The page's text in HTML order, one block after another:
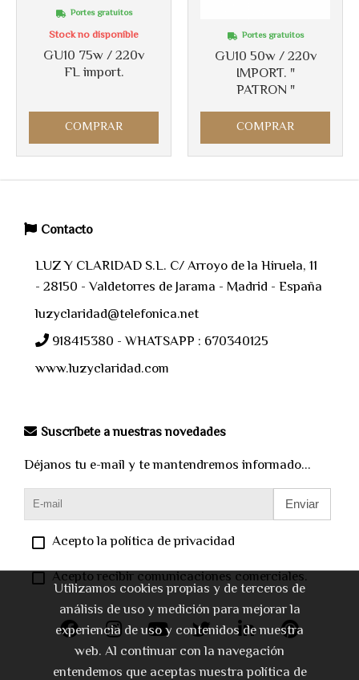
GU10 75w / 220v
FL import.
Portes gratuitos
Stock no disponible
COMPRAR
GU10 50w / 220v
IMPORT. "
PATRON "
Portes gratuitos
COMPRAR
Contacto
LUZ Y CLARIDAD S.L. C/ Arroyo de la Hiruela, 11
- 28150 - Valdetorres de Jarama - Madrid - España
luzyclaridad@telefonica.net
918415380 - WHATSAPP : 670340125
www.luzyclaridad.com
Suscríbete a nuestras novedades
Déjanos tu e-mail y te mantendremos informado...
Enviar
Acepto la política de privacidad
Acepto recibir comunicaciones comerciales.
Utilizamos cookies propias y de terceros de
análisis de uso y medición para mejorar la
experiencia de uso y contenidos de nuestra
web. Al continuar con la navegación
entendemos que aceptas nuestra política de